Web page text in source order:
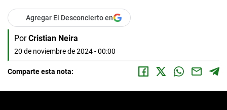
Agregar El Desconcierto en
Por Cristian Neira
20 de noviembre de 2024 - 00:00
Comparte esta nota: